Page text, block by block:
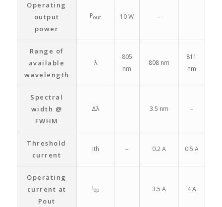
Operating
output
power
Pout 10 W –
Range of
available
wavelength
λ
805
nm
808 nm
811
nm
Spectral
width @
FWHM
Δλ 3.5 nm –
Threshold
current
Ith – 0.2 A 0.5 A
Operating
current at
Pout
Iop 3.5 A 4 A